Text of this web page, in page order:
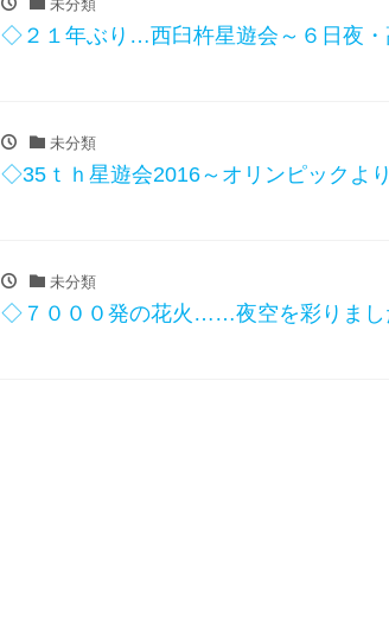
未分類
◇２１年ぶり…西臼杵星遊会～６日夜・
未分類
◇35ｔｈ星遊会2016～オリンピックよ
未分類
◇７０００発の花火……夜空を彩りまし